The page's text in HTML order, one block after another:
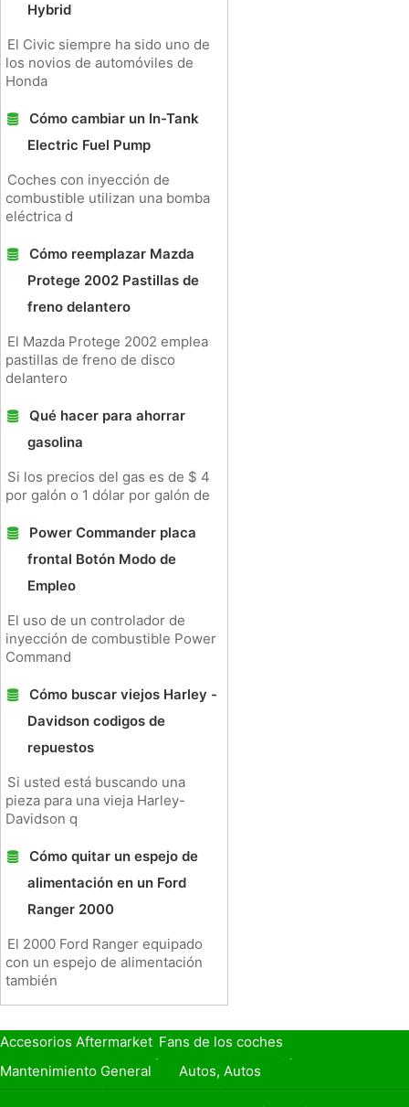
Hybrid
El Civic siempre ha sido uno de
los novios de automóviles de
Honda
Cómo cambiar un In-Tank
Electric Fuel Pump
Coches con inyección de
combustible utilizan una bomba
eléctrica d
Cómo reemplazar Mazda
Protege 2002 Pastillas de
freno delantero
El Mazda Protege 2002 emplea
pastillas de freno de disco
delantero
Qué hacer para ahorrar
gasolina
Si los precios del gas es de $ 4
por galón o 1 dólar por galón de
Power Commander placa
frontal Botón Modo de
Empleo
El uso de un controlador de
inyección de combustible Power
Command
Cómo buscar viejos Harley -
Davidson codigos de
repuestos
Si usted está buscando una
pieza para una vieja Harley-
Davidson q
Cómo quitar un espejo de
alimentación en un Ford
Ranger 2000
El 2000 Ford Ranger equipado
con un espejo de alimentación
también
Accesorios Aftermarket Fans de los coches
Seguro de Coche
Préstamos y Financiación
Mantenimiento General
Autos, Autos
Seguridad Vial
Combustibles